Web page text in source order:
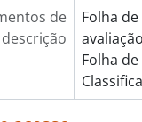
[Item] Os
[Item] Crime no
[Item] Crime no
[Item] Astro Ovo -
[Item] Astro Ovo -
de
descrição
Folha
Folha